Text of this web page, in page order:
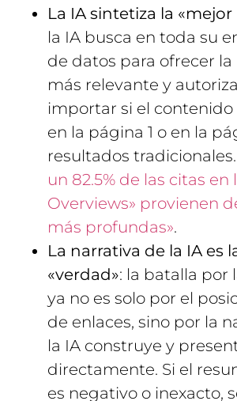
La IA sintetiza la
la IA busca en toda su
de datos para ofrecer
más relevante y
importar si el contenido
en la página 1 o en la
resultados
un 82.5% de las citas en
Overviews» provienen
más profundas».
La narrativa de la IA es
«verdad»: la batalla por
ya no es solo por el
de enlaces, sino por la
la IA construye y
directamente. Si el
es negativo o inexacto,